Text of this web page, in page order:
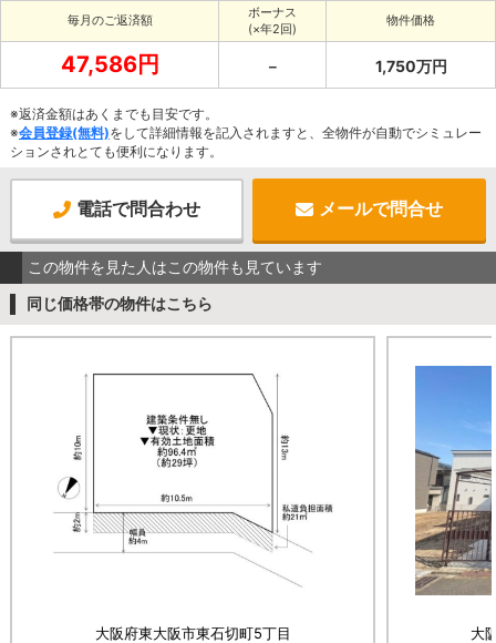
毎月のご返済額
ボーナス
(×年2回)
物件価格
47,586円 － 1,750万円
※返済金額はあくまでも目安です。
※会員登録(無料)をして詳細情報を記入されますと、全物件が自動でシミュレー
ションされとても便利になります。
電話で問合わせ メールで問合せ
この物件を見た人はこの物件も見ています
同じ価格帯の物件はこちら
大阪府東大阪市東石切町5丁目 大